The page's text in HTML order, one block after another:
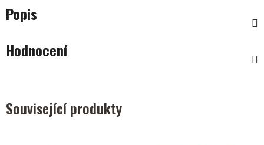
Popis
Hodnocení
Související produkty